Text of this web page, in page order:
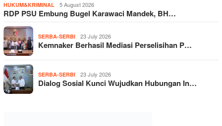
HUKUM&KRIMINAL 5 August 2026
RDP PSU Embung Bugel Karawaci Mandek, BH…
SERBA-SERBI 23 July 2026
Kemnaker Berhasil Mediasi Perselisihan P…
SERBA-SERBI 23 July 2026
Dialog Sosial Kunci Wujudkan Hubungan In…